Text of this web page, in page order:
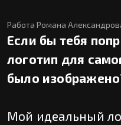
Работа Романа
Если бы тебя
логотип для
было
Мой идеальный